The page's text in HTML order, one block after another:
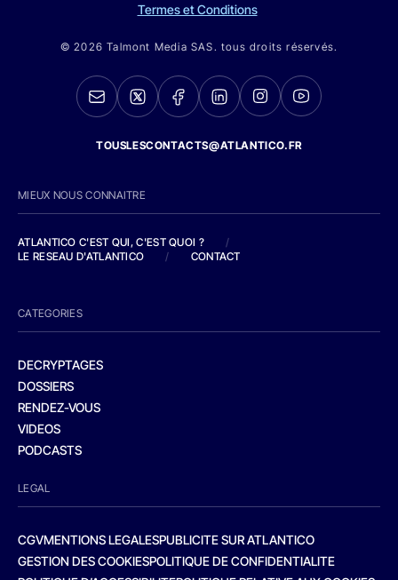
Termes et Conditions
© 2026 Talmont Media SAS. tous droits réservés.
TOUSLESCONTACTS@ATLANTICO.FR
MIEUX NOUS CONNAITRE
ATLANTICO C'EST QUI, C'EST QUOI ?
/
LE RESEAU D'ATLANTICO
/ CONTACT
CATEGORIES
DECRYPTAGES
DOSSIERS
RENDEZ-VOUS
VIDEOS
PODCASTS
LEGAL
CGVMENTIONS LEGALESPUBLICITE SUR ATLANTICO
GESTION DES COOKIESPOLITIQUE DE CONFIDENTIALITE